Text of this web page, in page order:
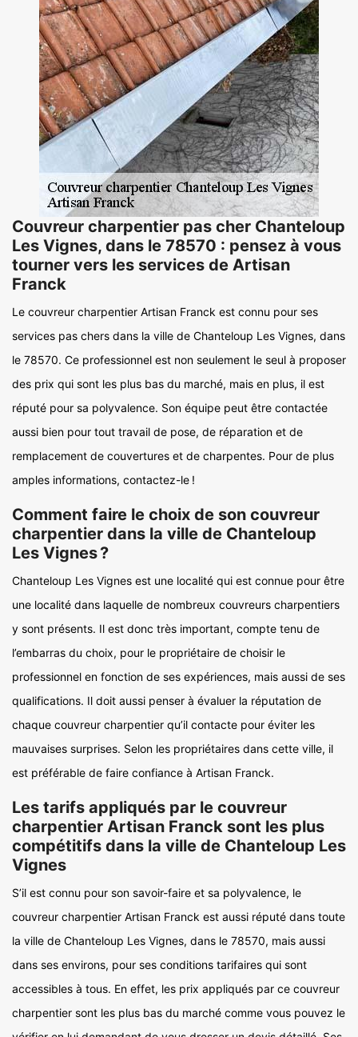
Couvreur charpentier pas cher Chanteloup
Les Vignes, dans le 78570 : pensez à vous
tourner vers les services de Artisan
Franck
Le couvreur charpentier Artisan Franck est connu pour ses
services pas chers dans la ville de Chanteloup Les Vignes, dans
le 78570. Ce professionnel est non seulement le seul à proposer
des prix qui sont les plus bas du marché, mais en plus, il est
réputé pour sa polyvalence. Son équipe peut être contactée
aussi bien pour tout travail de pose, de réparation et de
remplacement de couvertures et de charpentes. Pour de plus
amples informations, contactez-le !
Comment faire le choix de son couvreur
charpentier dans la ville de Chanteloup
Les Vignes ?
Chanteloup Les Vignes est une localité qui est connue pour être
une localité dans laquelle de nombreux couvreurs charpentiers
y sont présents. Il est donc très important, compte tenu de
l’embarras du choix, pour le propriétaire de choisir le
professionnel en fonction de ses expériences, mais aussi de ses
qualifications. Il doit aussi penser à évaluer la réputation de
chaque couvreur charpentier qu’il contacte pour éviter les
mauvaises surprises. Selon les propriétaires dans cette ville, il
est préférable de faire confiance à Artisan Franck.
Les tarifs appliqués par le couvreur
charpentier Artisan Franck sont les plus
compétitifs dans la ville de Chanteloup Les
Vignes
S’il est connu pour son savoir-faire et sa polyvalence, le
couvreur charpentier Artisan Franck est aussi réputé dans toute
la ville de Chanteloup Les Vignes, dans le 78570, mais aussi
dans ses environs, pour ses conditions tarifaires qui sont
accessibles à tous. En effet, les prix appliqués par ce couvreur
charpentier sont les plus bas du marché comme vous pouvez le